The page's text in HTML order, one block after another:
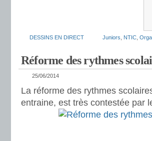
DESSINS EN DIRECT Juniors NTIC
Réforme des rythmes
25/06/2014
La réforme des rythmes
entraine, est très contestée par